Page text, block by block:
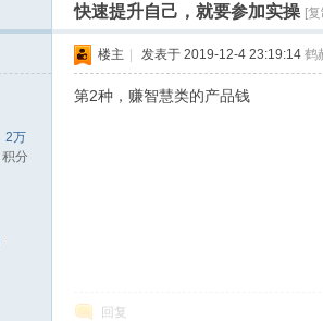
›
快速提升自己，就要参加实操 [
2万
积分
楼主 发表于 2019-12-4 23:19:14 鹤
第2种，赚智慧类的产品钱
回复